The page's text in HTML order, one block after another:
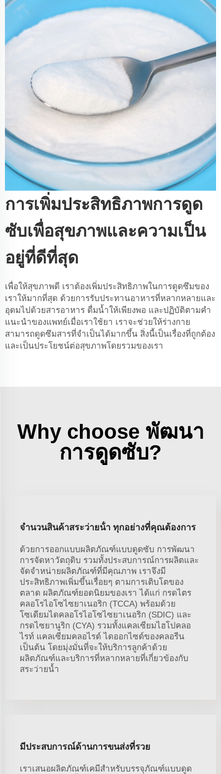
การเพิ่มประสิทธิภาพการดูด
ซับเพื่อสุขภาพและความเป็น
อยู่ที่ดีที่สุด
เพื่อให้สุขภาพดี เราต้องเพิ่มประสิทธิภาพในการดูดซึมของ
เราให้มากที่สุด ด้วยการรับประทานอาหารที่หลากหลายและ
อุดมไปด้วยสารอาหาร ดื่มน้ำให้เพียงพอ และปฏิบัติตามคำ
แนะนำของแพทย์เมื่อเราใช้ยา เราจะช่วยให้ร่างกาย
สามารถดูดซึมสารที่จำเป็นได้มากขึ้น สิ่งนี้เป็นเรื่องที่ถูกต้อง
และเป็นประโยชน์ต่อสุขภาพโดยรวมของเรา
Why choose พัฒนา
การดูดซับ?
จํานวนสินค้าสระว่ายน้ํา ทุกอย่างที่คุณต้องการ
ด้วยการออกแบบผลิตภัณฑ์แบบดูดซับ การพัฒนา
การจัดหาวัตถุดิบ รวมทั้งประสบการณ์การผลิตและ
จัดจำหน่ายผลิตภัณฑ์ที่มีคุณภาพ เราจึงมี
ประสิทธิภาพเพิ่มขึ้นเรื่อยๆ ตามการเติบโตของ
ตลาด ผลิตภัณฑ์ยอดนิยมของเรา ได้แก่ กรดไตร
คลอโรไอโซไซยาเนอริก (TCCA) พร้อมด้วย
โซเดียมไดคลอโรไอโซไซยาเนอริก (SDIC) และ
กรดไซยานูริก (CYA) รวมทั้งแคลเซียมไฮโปคลอ
ไรท์ แคลเซียมคลอไรด์ ไดออกไซด์ของคลอรีน
เป็นต้น โดยมุ่งมั่นที่จะให้บริการลูกค้าด้วย
ผลิตภัณฑ์และบริการที่หลากหลายที่เกี่ยวข้องกับ
สระว่ายน้ำ
มีประสบการณ์ด้านการขนส่งที่รวย
เราเสนอผลิตภัณฑ์เคมีสำหรับบรรจุภัณฑ์แบบดูด